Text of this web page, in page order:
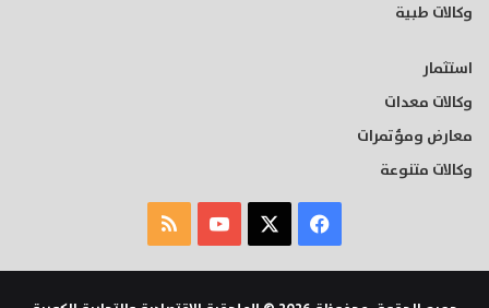
وكالات طبية
استثمار
وكالات معدات
معارض ومؤتمرات
وكالات متنوعة
فيسبوك ‫YouTubeملخص
الموقع